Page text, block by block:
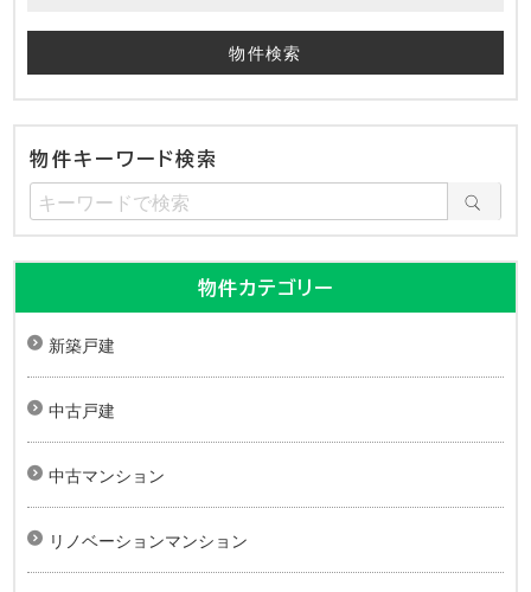
物件キーワード検索
物件カテゴリー
新築戸建
中古戸建
中古マンション
リノベーションマンション